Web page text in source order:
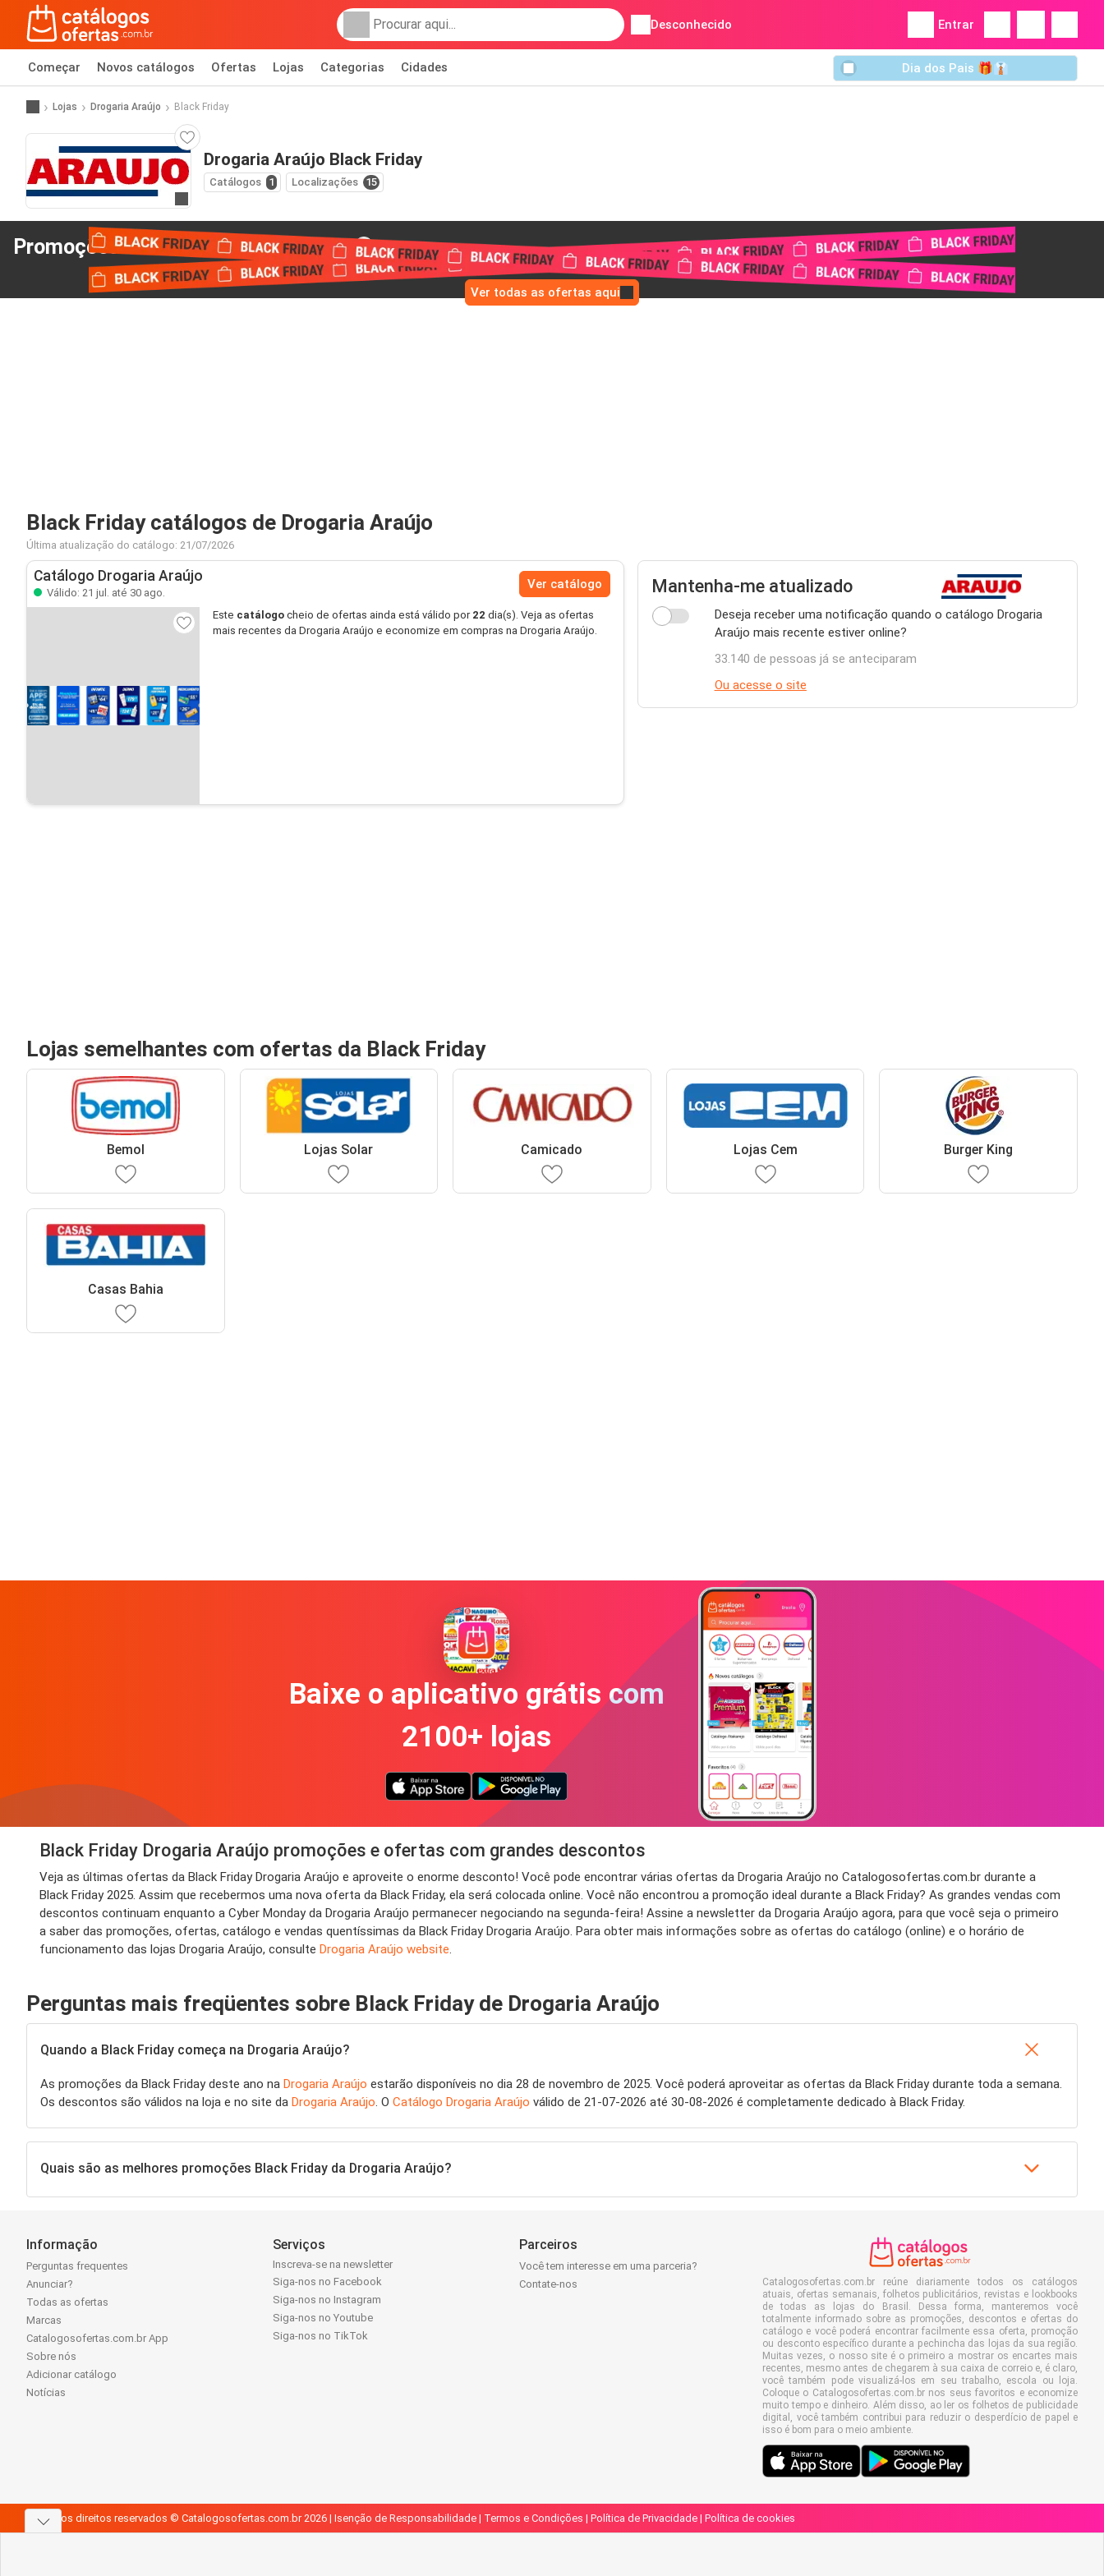
Desconhecido Entrar
Começar Novos catálogos Ofertas Lojas Categorias Cidades Dia dos Pais 🎁👔
Lojas Drogaria Araújo Black Friday
Drogaria Araújo Black Friday
Catálogos 1 Localizações 15
Promoções Black Fridayde Drogaria Araújo
Ver todas as ofertas aqui
Black Friday catálogos de Drogaria Araújo
Última atualização do catálogo: 21/07/2026
Catálogo Drogaria Araújo
Válido: 21 jul. até 30 ago.
Ver catálogo
Este catálogo cheio de ofertas ainda está válido por 22 dia(s). Veja as ofertas
mais recentes da Drogaria Araújo e economize em compras na Drogaria Araújo.
Mantenha-me atualizado
Deseja receber uma notificação quando o catálogo Drogaria
Araújo mais recente estiver online?
33.140 de pessoas já se anteciparam
Ou acesse o site
Lojas semelhantes com ofertas da Black Friday
Bemol Lojas Solar Camicado Lojas Cem Burger King
Casas Bahia
Baixe o aplicativo grátis com
2100+ lojas
Black Friday Drogaria Araújo promoções e ofertas com grandes descontos
Veja as últimas ofertas da Black Friday Drogaria Araújo e aproveite o enorme desconto! Você pode encontrar várias ofertas da Drogaria Araújo no Catalogosofertas.com.br durante a
Black Friday 2025. Assim que recebermos uma nova oferta da Black Friday, ela será colocada online. Você não encontrou a promoção ideal durante a Black Friday? As grandes vendas com
descontos continuam enquanto a Cyber Monday da Drogaria Araújo permanecer negociando na segunda-feira! Assine a newsletter da Drogaria Araújo agora, para que você seja o primeiro
a saber das promoções, ofertas, catálogo e vendas quentíssimas da Black Friday Drogaria Araújo. Para obter mais informações sobre as ofertas do catálogo (online) e o horário de
funcionamento das lojas Drogaria Araújo, consulte Drogaria Araújo website.
Perguntas mais freqüentes sobre Black Friday de Drogaria Araújo
Quando a Black Friday começa na Drogaria Araújo?
As promoções da Black Friday deste ano na Drogaria Araújo estarão disponíveis no dia 28 de novembro de 2025. Você poderá aproveitar as ofertas da Black Friday durante toda a semana.
Os descontos são válidos na loja e no site da Drogaria Araújo. O Catálogo Drogaria Araújo válido de 21-07-2026 até 30-08-2026 é completamente dedicado à Black Friday.
Quais são as melhores promoções Black Friday da Drogaria Araújo?
Informação
Perguntas frequentes
Anunciar?
Todas as ofertas
Marcas
Catalogosofertas.com.br App
Sobre nós
Adicionar catálogo
Notícias
Serviços
Inscreva-se na newsletter
Siga-nos no Facebook
Siga-nos no Instagram
Siga-nos no Youtube
Siga-nos no TikTok
Parceiros
Você tem interesse em uma parceria?
Contate-nos
Catalogosofertas.com.br reúne diariamente todos os catálogos
atuais, ofertas semanais, folhetos publicitários, revistas e lookbooks
de todas as lojas do Brasil. Dessa forma, manteremos você
totalmente informado sobre as promoções, descontos e ofertas do
catálogo e você poderá encontrar facilmente essa oferta, promoção
ou desconto específico durante a pechincha das lojas da sua região.
Muitas vezes, o nosso site é o primeiro a mostrar os encartes mais
recentes, mesmo antes de chegarem à sua caixa de correio e, é claro,
você também pode visualizá-los em seu trabalho, escola ou loja.
Coloque o Catalogosofertas.com.br nos seus favoritos e economize
muito tempo e dinheiro. Além disso, ao ler os folhetos de publicidade
digital, você também contribui para reduzir o desperdício de papel e
isso é bom para o meio ambiente.
Todos os direitos reservados © Catalogosofertas.com.br 2026 | Isenção de Responsabilidade | Termos e Condições | Política de Privacidade | Política de cookies